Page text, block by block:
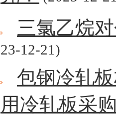
三氯乙烷
23-12-21)
包钢冷轧
用冷轧板采